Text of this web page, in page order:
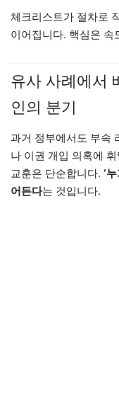
체크리스트가 절차로
이어집니다. 핵심은 속
유사 사례에서
인의 분기
과거 정부에서도 부속
나 이권 개입 의혹에
교훈은 단순합니다. ‘
어든다는 것입니다.